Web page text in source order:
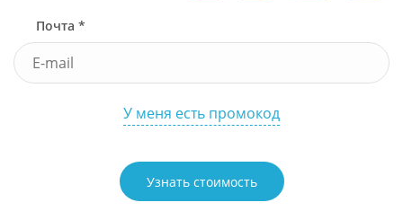
Почта *
У меня есть промокод
Узнать стоимость